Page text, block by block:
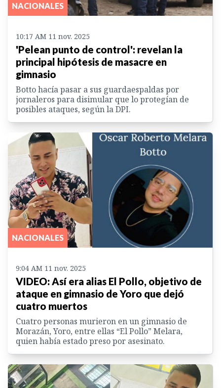
NACIONALES
10:17 AM 11 nov. 2025
'Pelean punto de control': revelan la
principal hipótesis de masacre en
gimnasio
Botto hacía pasar a sus guardaespaldas por
jornaleros para disimular que lo protegían de
posibles ataques, según la DPI.
NACIONALES
9:04 AM 11 nov. 2025
VIDEO: Así era alias El Pollo, objetivo de
ataque en gimnasio de Yoro que dejó
cuatro muertos
Cuatro personas murieron en un gimnasio de
Morazán, Yoro, entre ellas “El Pollo” Melara,
quien había estado preso por asesinato.